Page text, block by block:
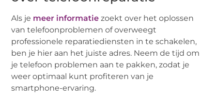
Als je meer informatie zoekt over het oplossen
van telefoonproblemen of overweegt
professionele reparatiediensten in te schakelen,
ben je hier aan het juiste adres. Neem de tijd om
je telefoon problemen aan te pakken, zodat je
weer optimaal kunt profiteren van je
smartphone-ervaring.